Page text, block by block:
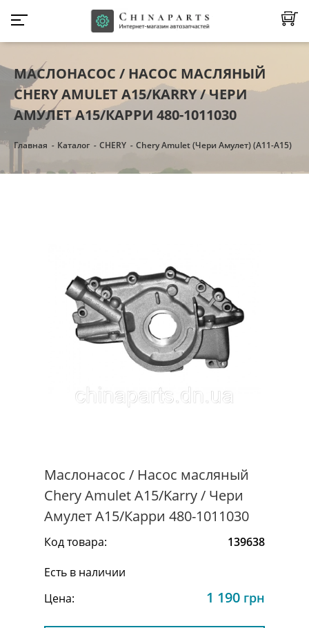
МАСЛОНАСОС / НАСОС МАСЛЯНЫЙ
CHERY AMULET A15/KARRY / ЧЕРИ
АМУЛЕТ A15/КАРРИ 480-1011030
Главная Каталог CHERY Chery Amulet (Чери Амулет) (А11-А15)
Маслонасос / Насос масляный
Chery Amulet A15/Karry / Чери
Амулет A15/Карри 480-1011030
Код товара:
139638
Есть в наличии
Цена:
1 190 грн